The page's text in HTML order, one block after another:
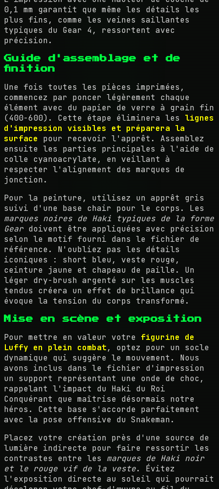
0,1 mm garantit que même les détails les
plus fins, comme les veines saillantes
typiques du Gear 4, ressortent avec
précision.
Guide d'assemblage et de
finition
Une fois toutes les pièces imprimées,
commencez par poncer légèrement chaque
élément avec du papier de verre à grain fin
(400-600). Cette étape éliminera les lignes
d'impression visibles et préparera la
surface pour recevoir l'apprêt. Assemblez
ensuite les parties principales à l'aide de
colle cyanoacrylate, en veillant à
respecter l'alignement des marques de
jonction.
Pour la peinture, utilisez un apprêt gris
suivi d'une base chair pour le corps. Les
marques noires de Haki typiques de la forme
Gear doivent être appliquées avec précision
selon le motif fourni dans le fichier de
référence. N'oubliez pas les détails
iconiques : short bleu, veste rouge,
ceinture jaune et chapeau de paille. Un
léger dry-brush argenté sur les muscles
tendus créera un effet de brillance qui
évoque la tension du corps transformé.
Mise en scène et exposition
Pour mettre en valeur votre figurine de
Luffy en plein combat, optez pour un socle
dynamique qui suggère le mouvement. Nous
avons inclus dans le fichier d'impression
un support représentant une onde de choc,
rappelant l'impact du Haki du Roi
Conquérant que maîtrise désormais notre
héros. Cette base s'accorde parfaitement
avec la pose offensive du Snakeman.
Placez votre création près d'une source de
lumière indirecte pour faire ressortir les
contrastes entre les marques de Haki noir
et le rouge vif de la veste. Évitez
l'exposition directe au soleil qui pourrait